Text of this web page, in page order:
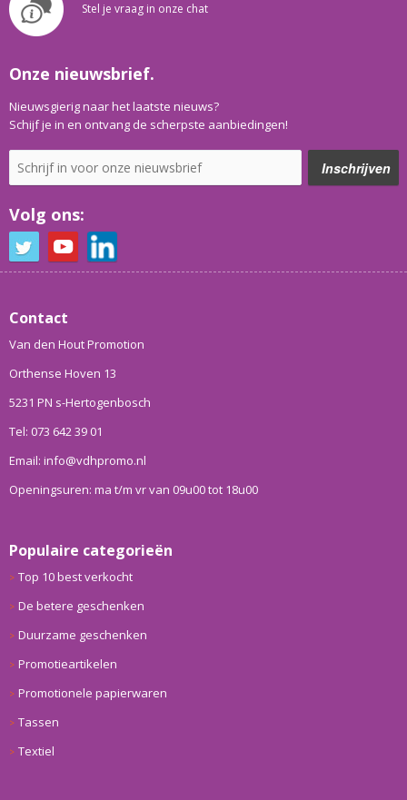
Stel je vraag in onze chat
Onze nieuwsbrief.
Nieuwsgierig naar het laatste nieuws?
Schijf je in en ontvang de scherpste aanbiedingen!
Volg ons:
Contact
Van den Hout Promotion
Orthense Hoven 13
5231 PN s-Hertogenbosch
Tel: 073 642 39 01
Email: info@vdhpromo.nl
Openingsuren: ma t/m vr van 09u00 tot 18u00
Populaire categorieën
Top 10 best verkocht
De betere geschenken
Duurzame geschenken
Promotieartikelen
Promotionele papierwaren
Tassen
Textiel